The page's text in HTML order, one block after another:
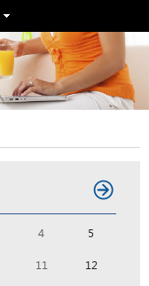
4 5
11 12